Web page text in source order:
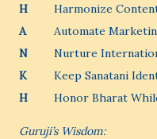
H
Harmonize
A
Automate
N
Nurture
K
Keep Sanatani
H
Honor Bharat
Guruji’s Wisdom: